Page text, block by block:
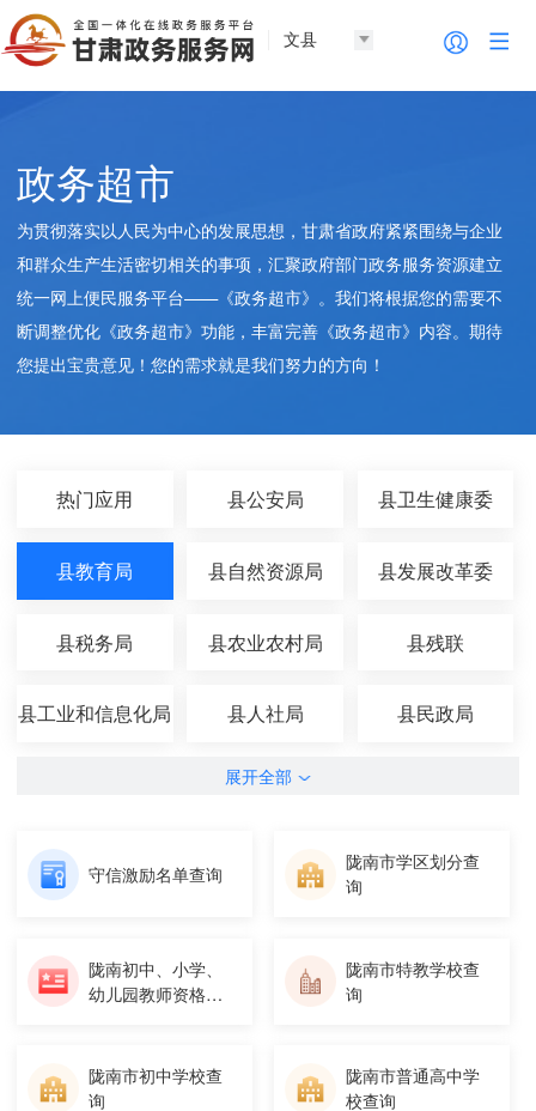
文县
政务超市
为贯彻落实以人民为中心的发展思想，甘肃省政府紧紧围绕与企业
和群众生产生活密切相关的事项，汇聚政府部门政务服务资源建立
统一网上便民服务平台——《政务超市》。我们将根据您的需要不
断调整优化《政务超市》功能，丰富完善《政务超市》内容。期待
您提出宝贵意见！您的需求就是我们努力的方向！
热门应用 县公安局 县卫生健康委
县教育局 县自然资源局 县发展改革委
县税务局 县农业农村局 县残联
县工业和信息化局 县人社局 县民政局
展开全部
守信激励名单查询
陇南市学区划分查
询
陇南初中、小学、
幼儿园教师资格证
陇南市特教学校查
询
陇南市初中学校查
询
陇南市普通高中学
校查询